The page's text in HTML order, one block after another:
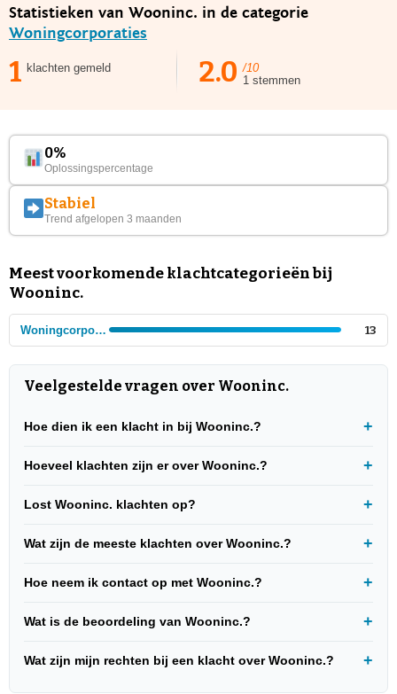
Statistieken van Wooninc. in de categorie
Woningcorporaties
1 klachten gemeld 2.0 /10
1 stemmen
0%
Oplossingspercentage
Stabiel
Trend afgelopen 3 maanden
Meest voorkomende klachtcategorieën bij
Wooninc.
Woningcorporaties 13
Veelgestelde vragen over Wooninc.
Hoe dien ik een klacht in bij Wooninc.?
Hoeveel klachten zijn er over Wooninc.?
Lost Wooninc. klachten op?
Wat zijn de meeste klachten over Wooninc.?
Hoe neem ik contact op met Wooninc.?
Wat is de beoordeling van Wooninc.?
Wat zijn mijn rechten bij een klacht over Wooninc.?